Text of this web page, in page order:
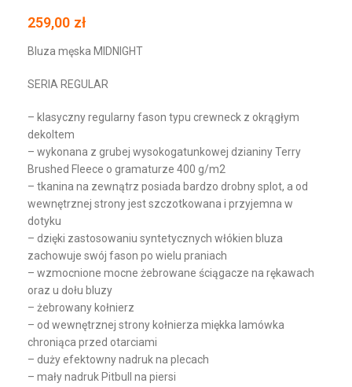
259,00 zł
Bluza męska MIDNIGHT
SERIA REGULAR
– klasyczny regularny fason typu crewneck z okrągłym
dekoltem
– wykonana z grubej wysokogatunkowej dzianiny Terry
Brushed Fleece o gramaturze 400 g/m2
– tkanina na zewnątrz posiada bardzo drobny splot, a od
wewnętrznej strony jest szczotkowana i przyjemna w
dotyku
– dzięki zastosowaniu syntetycznych włókien bluza
zachowuje swój fason po wielu praniach
– wzmocnione mocne żebrowane ściągacze na rękawach
oraz u dołu bluzy
– żebrowany kołnierz
– od wewnętrznej strony kołnierza miękka lamówka
chroniąca przed otarciami
– duży efektowny nadruk na plecach
– mały nadruk Pitbull na piersi